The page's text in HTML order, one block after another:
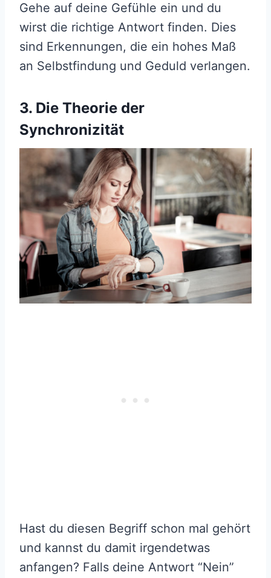
Gehe auf deine Gefühle ein und du
wirst die richtige Antwort finden. Dies
sind Erkennungen, die ein hohes Maß
an Selbstfindung und Geduld verlangen.
3. Die Theorie der
Synchronizität
Hast du diesen Begriff schon mal gehört
und kannst du damit irgendetwas
anfangen? Falls deine Antwort “Nein”